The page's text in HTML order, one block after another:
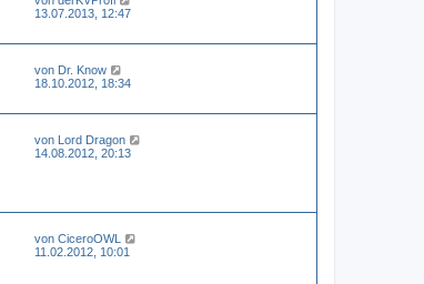
13.07.2013, 12:47
von Dr. Know
18.10.2012, 18:34
von Lord Dragon
14.08.2012, 20:13
von CiceroOWL
11.02.2012, 10:01